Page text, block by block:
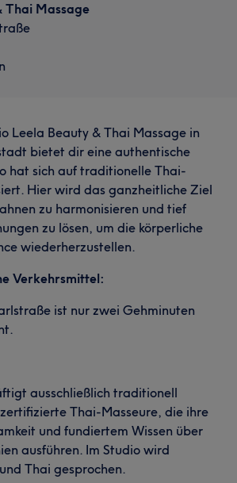
Thai Massage
Leela Beauty & Thai Massage in
bietet dir eine authentische
hat sich auf traditionelle Thai-
Hier wird das ganzheitliche Ziel
zu harmonisieren und tief
zu lösen, um die körperliche
wiederherzustellen.
Verkehrsmittel:
ist nur zwei Gehminuten
ausschließlich traditionell
Thai-Masseure, die ihre
und fundiertem Wissen über
ausführen. Im Studio wird
Thai gesprochen.